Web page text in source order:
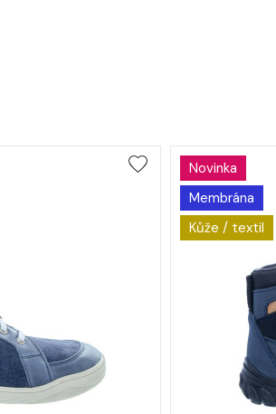
Novinka
Membrána
Kůže / textil